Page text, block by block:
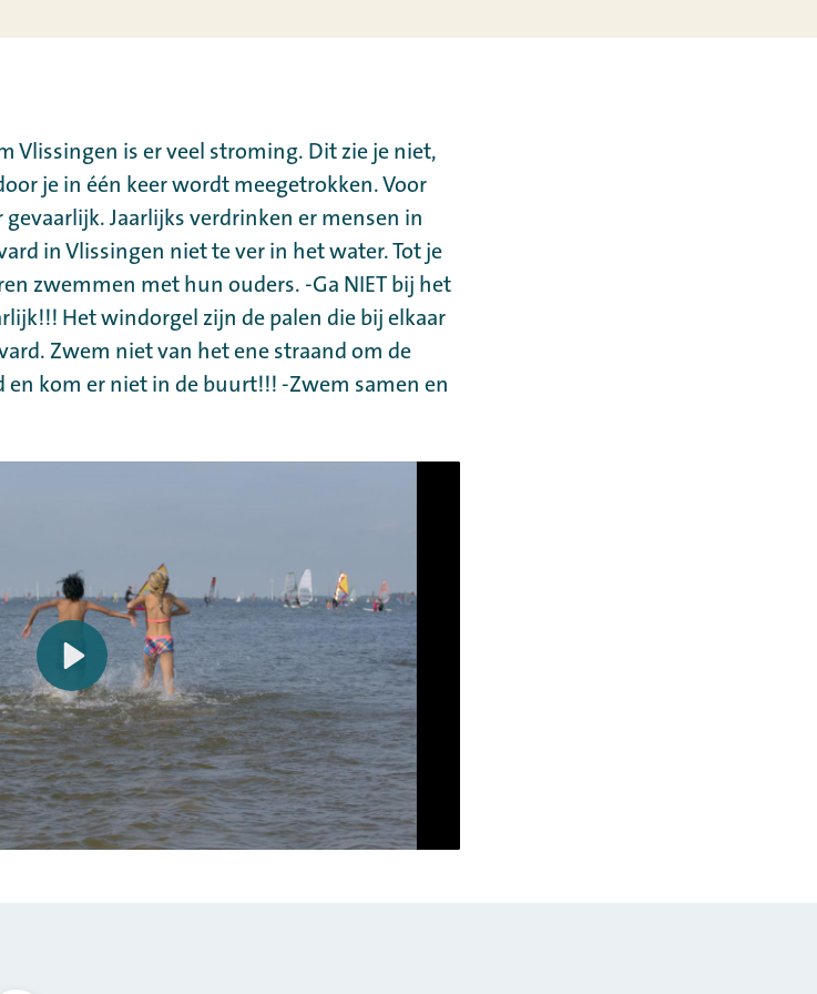
Vlissingen is er veel stroming. Dit zie je niet,
je in één keer wordt meegetrokken. Voor
Jaarlijks verdrinken er mensen in
in Vlissingen niet te ver in het water. Tot je
zwemmen met hun ouders. -Ga NIET bij het
Het windorgel zijn de palen die bij elkaar
Zwem niet van het ene straand om de
kom er niet in de buurt!!! -Zwem samen en
Play